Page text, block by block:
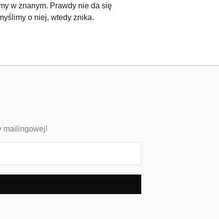
w znanym. Prawdy nie da się
o niej, wtedy znika.
mailingowej!